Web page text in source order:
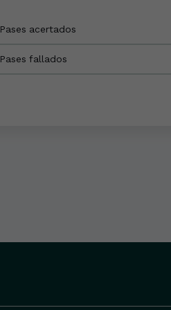
Pases acertados
Pases fallados